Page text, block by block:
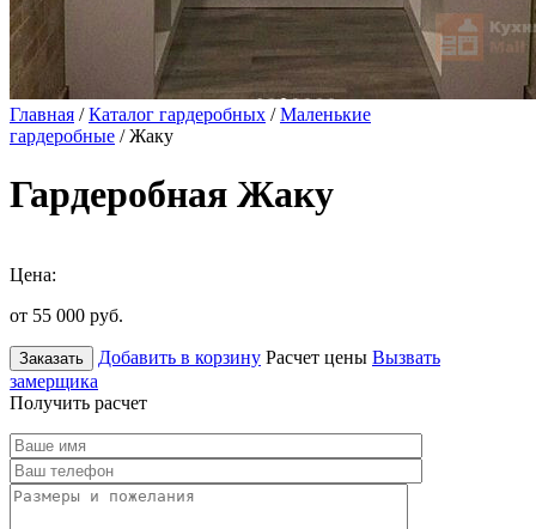
Главная /Каталог гардеробных /Маленькие
гардеробные / Жаку
Гардеробная Жаку
Цена:
от 55 000 руб.
Заказать Добавить в корзину Расчет цены Вызвать
замерщика
Получить расчет